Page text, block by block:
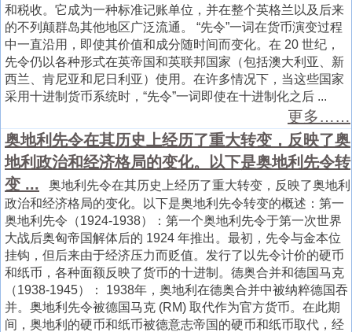
和税收。它成为一种标准记账单位，并在整个英格兰以及后来
的不列颠群岛其他地区广泛流通。 “先令”一词在货币演变过程
中一直沿用，即使其价值和成分随时间而变化。在 20 世纪，
先令仍以各种形式在英帝国和英联邦国家（包括澳大利亚、新
西兰、肯尼亚和尼日利亚）使用。在许多情况下，当这些国家
采用十进制货币系统时，“先令”一词即使在十进制化之后 ...
更多……
奥地利先令在其历史上经历了重大转变，反映了奥
地利政治和经济格局的变化。以下是奥地利先令转
变 ... 奥地利先令在其历史上经历了重大转变，反映了奥地利
政治和经济格局的变化。以下是奥地利先令转变的概述：第一
奥地利先令（1924-1938）：第一个奥地利先令于第一次世界
大战后奥匈帝国解体后的 1924 年推出。最初，先令与金本位
挂钩，但后来由于经济压力而贬值。发行了以先令计价的硬币
和纸币，各种面额反映了货币的十进制。德奥合并和德国马克
（1938-1945）： 1938年，奥地利在德奥合并中被纳粹德国吞
并。奥地利先令被德国马克 (RM) 取代作为官方货币。在此期
间，奥地利的硬币和纸币被德意志帝国的硬币和纸币取代，经